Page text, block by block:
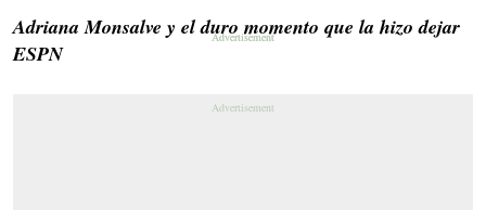
Adriana Monsalve y el duro momento que la hizo dejar
ESPN